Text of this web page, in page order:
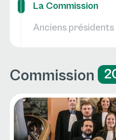
La Commission
Anciens présidents
Commission